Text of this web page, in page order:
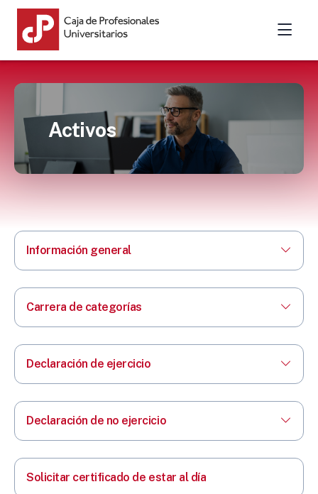
Activos
Información general
Carrera de categorías
Declaración de ejercicio
Declaración de no ejercicio
Solicitar certificado de estar al día